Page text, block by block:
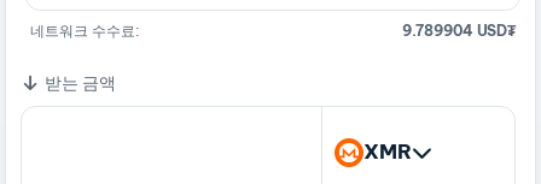
네트워크 수수료: 9.789904 USD₮
받는 금액
XMR